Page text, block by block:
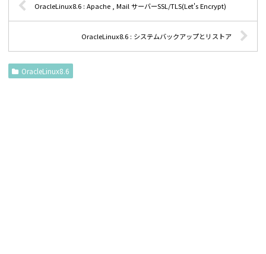
OracleLinux8.6 : Apache , Mail サーバーSSL/TLS(Let's Encrypt)
OracleLinux8.6 : システムバックアップとリストア
OracleLinux8.6